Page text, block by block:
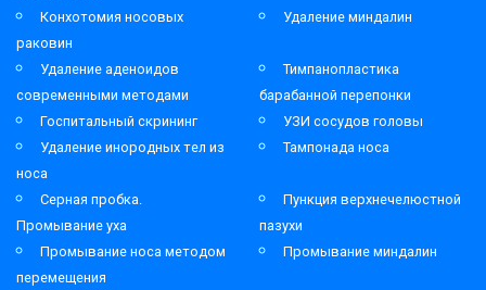
Конхотомия носовых
раковин
Удаление миндалин
Удаление аденоидов
современными методами
Тимпанопластика
барабанной перепонки
Госпитальный скрининг
УЗИ сосудов головы
Удаление инородных тел из
носа
Тампонада носа
Серная пробка.
Промывание уха
Пункция верхнечелюстной
пазухи
Промывание носа методом
перемещения
Промывание миндалин